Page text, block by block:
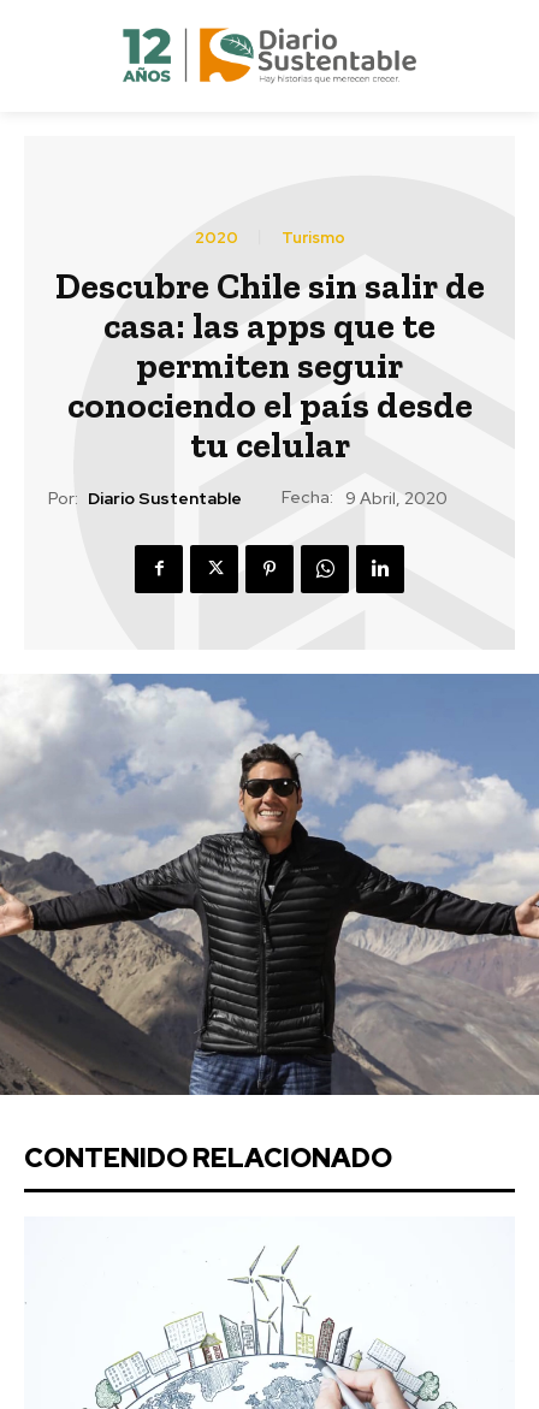
2020 Turismo
Descubre Chile sin salir de
casa: las apps que te
permiten seguir
conociendo el país desde
tu celular
Por: Diario Sustentable Fecha: 9 Abril, 2020
CONTENIDO RELACIONADO